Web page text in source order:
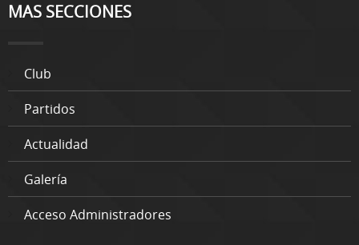
MAS SECCIONES
Club
Partidos
Actualidad
Galería
Acceso Administradores